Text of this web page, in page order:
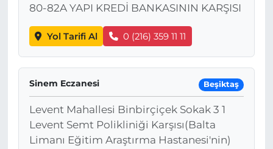
80-82A YAPI KREDİ BANKASININ KARŞISI
Yol Tarifi Al 0 (216) 359 11 11
Sinem Eczanesi Beşiktaş
Levent Mahallesi Binbirçiçek Sokak 3 1
Levent Semt Polikliniği Karşısı(Balta
Limanı Eğitim Araştırma Hastanesi'nin)